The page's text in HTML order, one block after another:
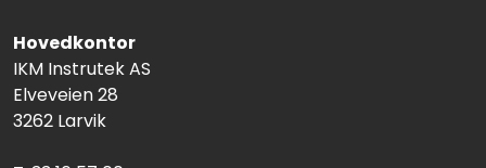
Hovedkontor
IKM Instrutek AS
Elveveien 28
3262 Larvik